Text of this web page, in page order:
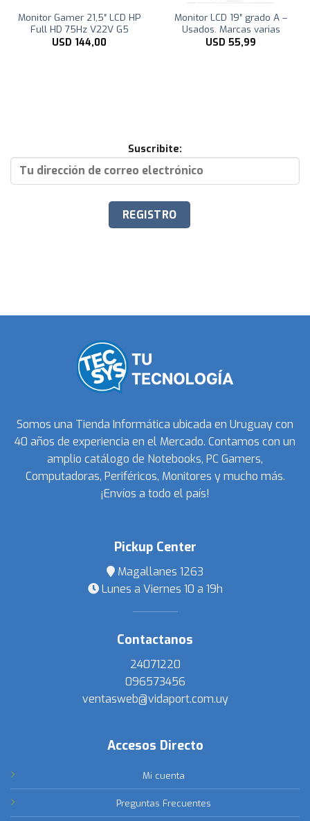
Monitor Gamer 21,5″ LCD HP
Full HD 75Hz V22V G5
USD 144,00
Monitor LCD 19″ grado A –
Usados. Marcas varias
USD 55,99
Suscribite:
Somos una Tienda Informática ubicada en Uruguay con
40 años de experiencia en el Mercado. Contamos con un
amplio catálogo de Notebooks, PC Gamers,
Computadoras, Periféricos, Monitores y mucho más.
¡Envíos a todo el país!
Pickup Center
Magallanes 1263
Lunes a Viernes 10 a 19h
Contactanos
24071220
096573456
ventasweb@vidaport.com.uy
Accesos Directo
Mi cuenta
Preguntas Frecuentes